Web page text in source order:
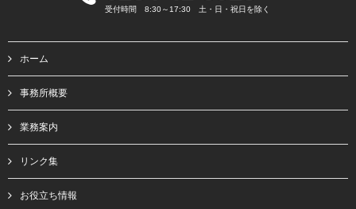
受付時間 8:30～17:30 土・日・祝日を除く
ホーム
事務所概要
業務案内
リンク集
お役立ち情報